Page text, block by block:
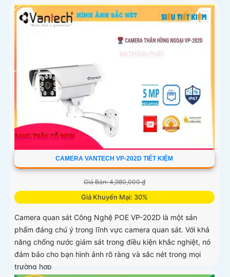
CAMERA VANTECH VP-202D TIẾT KIỆM
Giá Bán: 4,980,000 ₫
Giá Khuyến Mại: 30%
Camera quan sát Công Nghệ POE VP-202D là một sản
phẩm đáng chú ý trong lĩnh vực camera quan sát. Với khả
năng chống nước giám sát trong điều kiện khắc nghiệt, nó
đảm bảo cho bạn hình ảnh rõ ràng và sắc nét trong mọi
trường hợp